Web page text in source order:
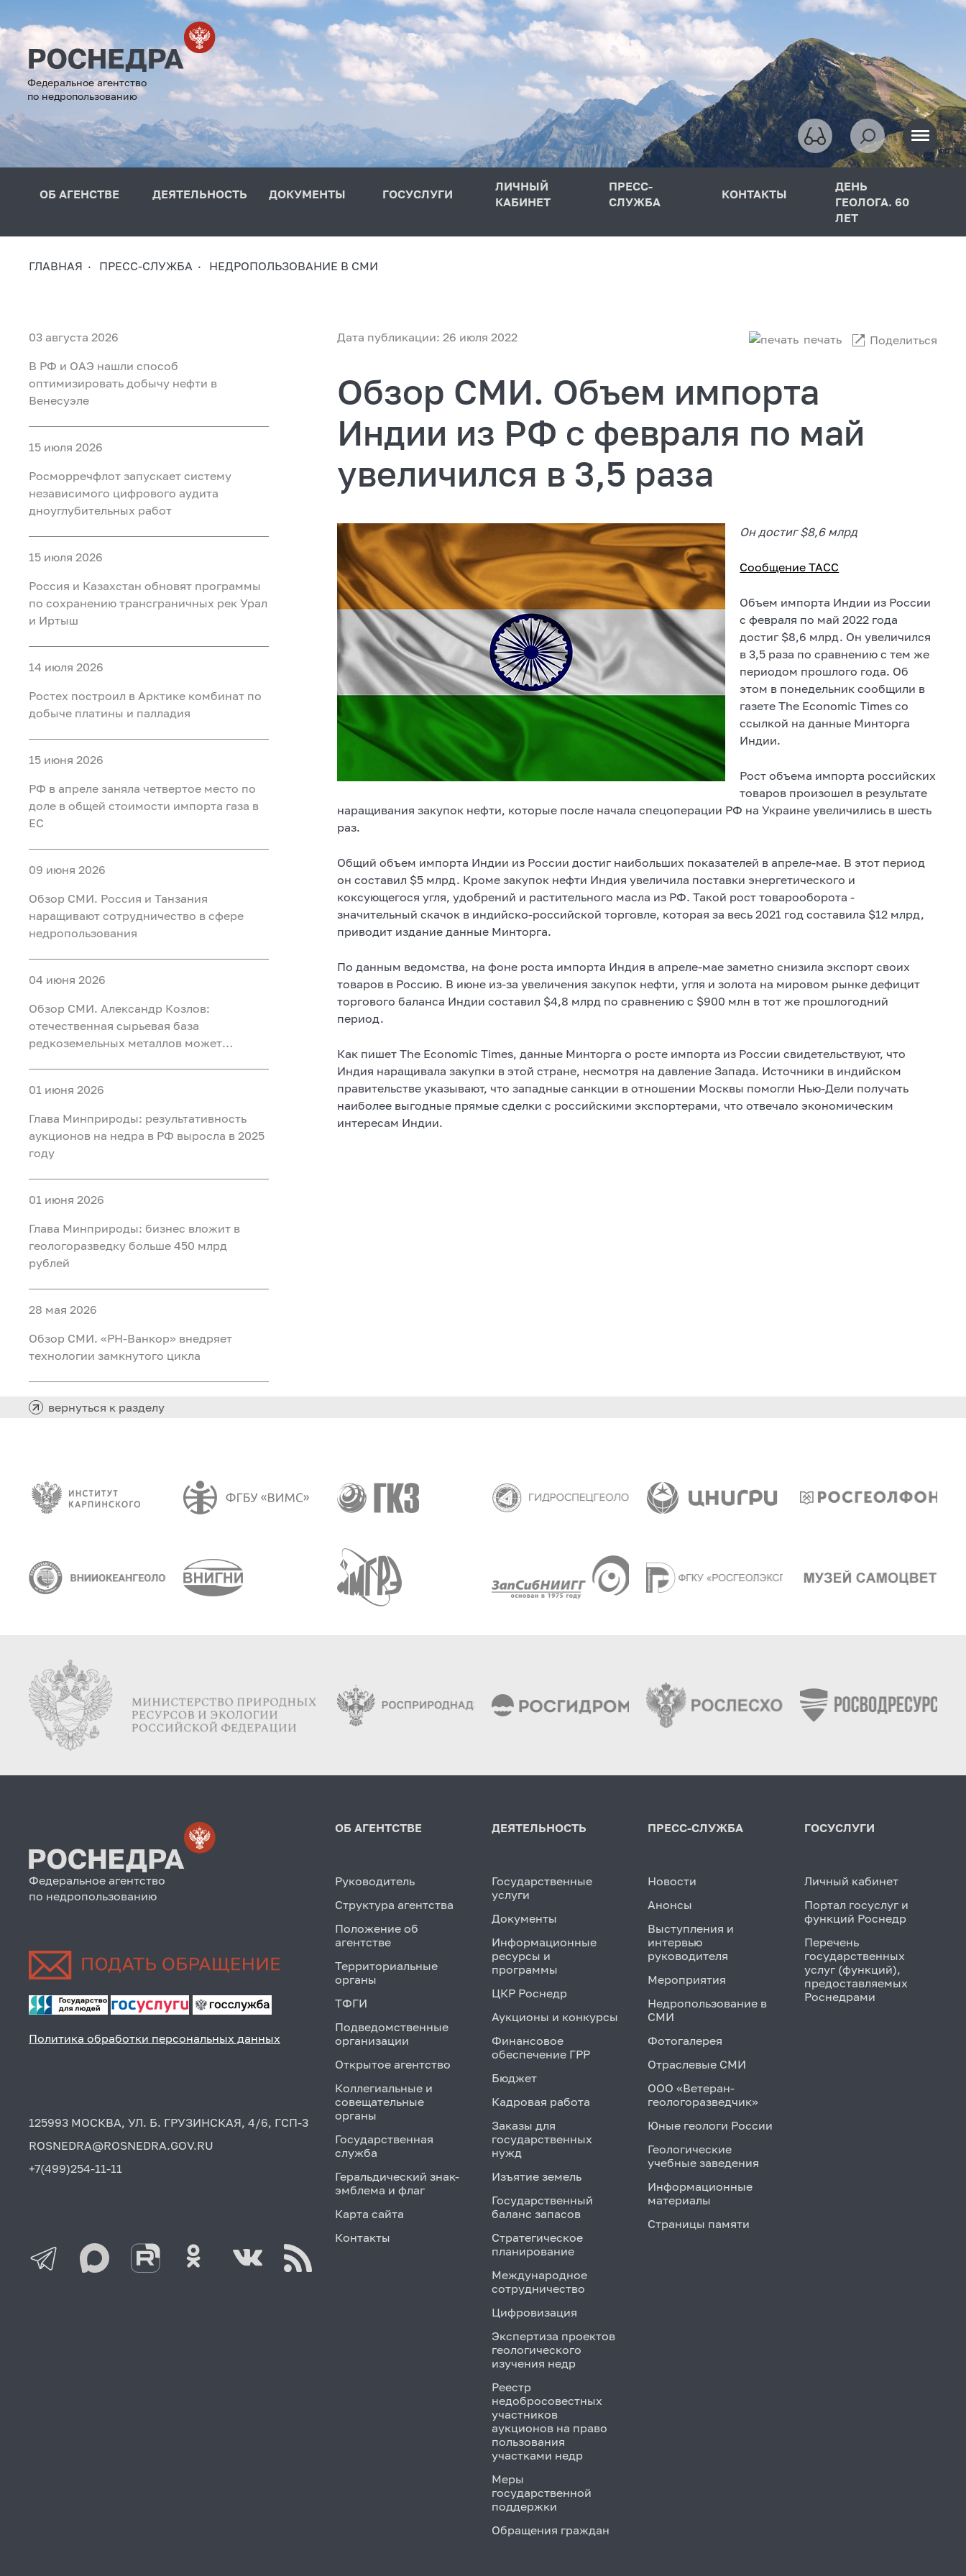
Федеральное агентство
по недропользованию
ОБ АГЕНСТВЕ ДЕЯТЕЛЬНОСТЬ ДОКУМЕНТЫ ГОСУСЛУГИ
ЛИЧНЫЙ
КАБИНЕТ
ПРЕСС-
СЛУЖБА
КОНТАКТЫ
ДЕНЬ
ГЕОЛОГА. 60
ЛЕТ
ГЛАВНАЯ ПРЕСС-СЛУЖБА НЕДРОПОЛЬЗОВАНИЕ В СМИ
03 августа 2026
В РФ и ОАЭ нашли способ
оптимизировать добычу нефти в
Венесуэле
15 июля 2026
Росморречфлот запускает систему
независимого цифрового аудита
дноуглубительных работ
15 июля 2026
Россия и Казахстан обновят программы
по сохранению трансграничных рек Урал
и Иртыш
14 июля 2026
Ростех построил в Арктике комбинат по
добыче платины и палладия
15 июня 2026
РФ в апреле заняла четвертое место по
доле в общей стоимости импорта газа в
ЕС
09 июня 2026
Обзор СМИ. Россия и Танзания
наращивают сотрудничество в сфере
недропользования
04 июня 2026
Обзор СМИ. Александр Козлов:
отечественная сырьевая база
редкоземельных металлов может
01 июня 2026
Глава Минприроды: результативность
аукционов на недра в РФ выросла в 2025
году
01 июня 2026
Глава Минприроды: бизнес вложит в
геологоразведку больше 450 млрд
рублей
28 мая 2026
Обзор СМИ. «РН-Ванкор» внедряет
технологии замкнутого цикла
Дата публикации: 26 июля 2022 печать Поделиться
Обзор СМИ. Объем импорта
Индии из РФ с февраля по май
увеличился в 3,5 раза
Он достиг $8,6 млрд
Сообщение ТАСС
Объем импорта Индии из России
с февраля по май 2022 года
достиг $8,6 млрд. Он увеличился
в 3,5 раза по сравнению с тем же
периодом прошлого года. Об
этом в понедельник сообщили в
газете The Economic Times со
ссылкой на данные Минторга
Индии.
Рост объема импорта российских
товаров произошел в результате
наращивания закупок нефти, которые после начала спецоперации РФ на Украине увеличились в шесть
раз.
Общий объем импорта Индии из России достиг наибольших показателей в апреле-мае. В этот период
он составил $5 млрд. Кроме закупок нефти Индия увеличила поставки энергетического и
коксующегося угля, удобрений и растительного масла из РФ. Такой рост товарооборота -
значительный скачок в индийско-российской торговле, которая за весь 2021 год составила $12 млрд,
приводит издание данные Минторга.
По данным ведомства, на фоне роста импорта Индия в апреле-мае заметно снизила экспорт своих
товаров в Россию. В июне из-за увеличения закупок нефти, угля и золота на мировом рынке дефицит
торгового баланса Индии составил $4,8 млрд по сравнению с $900 млн в тот же прошлогодний
период.
Как пишет The Economic Times, данные Минторга о росте импорта из России свидетельствуют, что
Индия наращивала закупки в этой стране, несмотря на давление Запада. Источники в индийском
правительстве указывают, что западные санкции в отношении Москвы помогли Нью-Дели получать
наиболее выгодные прямые сделки с российскими экспортерами, что отвечало экономическим
интересам Индии.
вернуться к разделу
Федеральное агентство
по недропользованию
Политика обработки персональных данных
125993 МОСКВА, УЛ. Б. ГРУЗИНСКАЯ, 4/6, ГСП-3
ROSNEDRA@ROSNEDRA.GOV.RU
+7(499)254-11-11
ОБ АГЕНТСТВЕ
Руководитель
Структура агентства
Положение об
агентстве
Территориальные
органы
ТФГИ
Подведомственные
организации
Открытое агентство
Коллегиальные и
совещательные
органы
Государственная
служба
Геральдический знак-
эмблема и флаг
Карта сайта
Контакты
ДЕЯТЕЛЬНОСТЬ
Государственные
услуги
Документы
Информационные
ресурсы и
программы
ЦКР Роснедр
Аукционы и конкурсы
Финансовое
обеспечение ГРР
Бюджет
Кадровая работа
Заказы для
государственных
нужд
Изъятие земель
Государственный
баланс запасов
Стратегическое
планирование
Международное
сотрудничество
Цифровизация
Экспертиза проектов
геологического
изучения недр
Реестр
недобросовестных
участников
аукционов на право
пользования
участками недр
Меры
государственной
поддержки
Обращения граждан
ПРЕСС-СЛУЖБА
Новости
Анонсы
Выступления и
интервью
руководителя
Мероприятия
Недропользование в
СМИ
Фотогалерея
Отраслевые СМИ
ООО «Ветеран-
геологоразведчик»
Юные геологи России
Геологические
учебные заведения
Информационные
материалы
Страницы памяти
ГОСУСЛУГИ
Личный кабинет
Портал госуслуг и
функций Роснедр
Перечень
государственных
услуг (функций),
предоставляемых
Роснедрами